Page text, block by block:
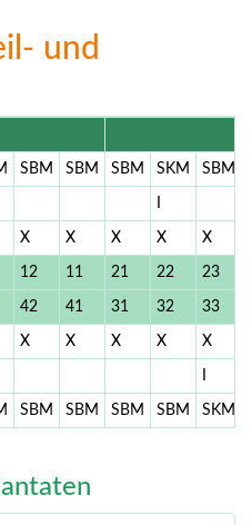
und
SBM SBM SBM SKM SBM
X X X X X
12 11 21 22 23
42 41 31 32 33
X X X X X
SBM SBM SBM SBM SKM